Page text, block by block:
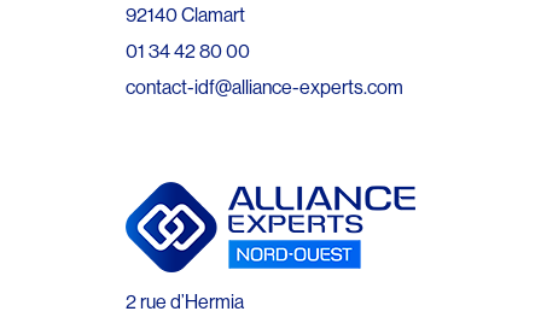
92140 Clamart
01 34 42 80 00
contact-idf@alliance-experts.com
2 rue d’Hermia